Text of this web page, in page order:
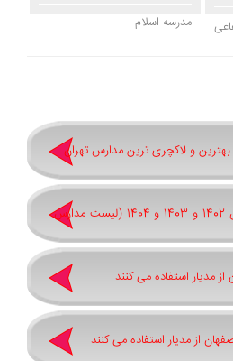
مدرسه اسلام
و لاکچری ترین مدارس تهران
آمار بانک اطلاعاتی مدارس 1402 و 1403 و 1404 (لیست مدارس
مدیار استفاده می کنند
از مدیار استفاده می کنند